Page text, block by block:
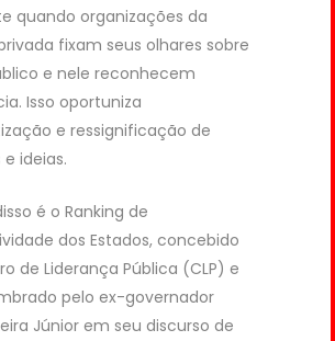
quando organizações da
fixam seus olhares sobre
e nele reconhecem
Isso oportuniza
e ressignificação de
ideias.
é o Ranking de
dos Estados, concebido
de Liderança Pública (CLP) e
pelo ex-governador
Júnior em seu discurso de